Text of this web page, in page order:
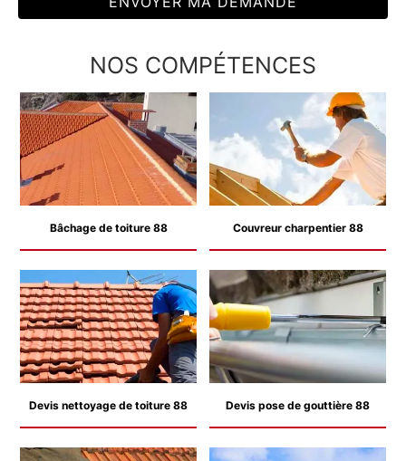
NOS COMPÉTENCES
Bâchage de toiture 88 Couvreur charpentier 88
Devis nettoyage de toiture 88 Devis pose de gouttière 88